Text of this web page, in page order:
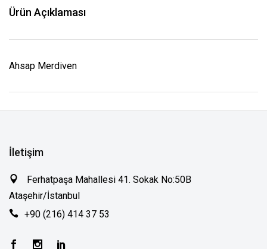
Ürün Açıklaması
Ahsap Merdiven
İletişim
Ferhatpaşa Mahallesi 41. Sokak No:50B
Ataşehir/İstanbul
+90 (216) 414 37 53